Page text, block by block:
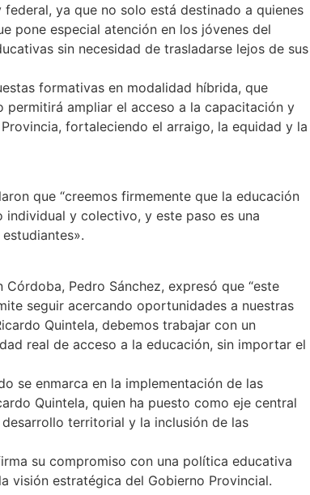
ya que no solo está destinado a quienes
pone especial atención en los jóvenes del
sin necesidad de trasladarse lejos de sus
formativas en modalidad híbrida, que
permitirá ampliar el acceso a la capacitación y
fortaleciendo el arraigo, la equidad y la
que “creemos firmemente que la educación
y colectivo, y este paso es una
Pedro Sánchez, expresó que “este
seguir acercando oportunidades a nuestras
Quintela, debemos trabajar con un
real de acceso a la educación, sin importar el
se enmarca en la implementación de las
Quintela, quien ha puesto como eje central
territorial y la inclusión de las
su compromiso con una política educativa
visión estratégica del Gobierno Provincial.